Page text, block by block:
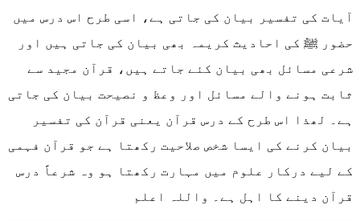
آیات کی تفسیر بیان کی جاتی ہے، اسی طرح اس درس میں
حضور ﷺ کی احادیث کریمہ بھی بیان کی جاتی ہیں اور
شرعی مسائل بھی بیان کئے جاتے ہیں، قرآن مجید سے
ثابت ہونے والے مسائل اور وعظ و نصیحت بیان کی جاتی
ہے۔ لھذا اس طرح کے درس قرآن یعنی قرآن کی تفسیر
بیان کرنے کی ایسا شخص صلاحیت رکھتا ہے جو قرآن فہمی
کے لیے درکار علوم میں مہارت رکھتا ہو وہ شرعاً درس
قرآن دینے کا اہل ہے۔ واللہ اعلم